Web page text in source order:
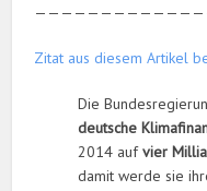
Zitat aus diesem Artikel
Die
deutsche
2014 aufvier
damit werde sie